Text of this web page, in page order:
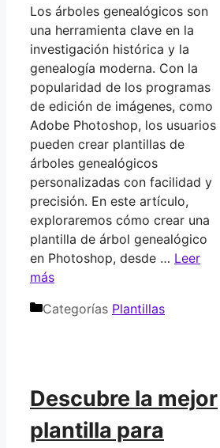
Los árboles genealógicos son
una herramienta clave en la
investigación histórica y la
genealogía moderna. Con la
popularidad de los programas
de edición de imágenes, como
Adobe Photoshop, los usuarios
pueden crear plantillas de
árboles genealógicos
personalizadas con facilidad y
precisión. En este artículo,
exploraremos cómo crear una
plantilla de árbol genealógico
en Photoshop, desde … Leer
más
Categorías Plantillas
Descubre la mejor
plantilla para